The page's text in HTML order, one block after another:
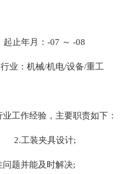
止年月：-07 ～ -08
业：机械/机电/设备/重工
工作经验，主要职责如下：
2.工装夹具设计;
题并能及时解决;